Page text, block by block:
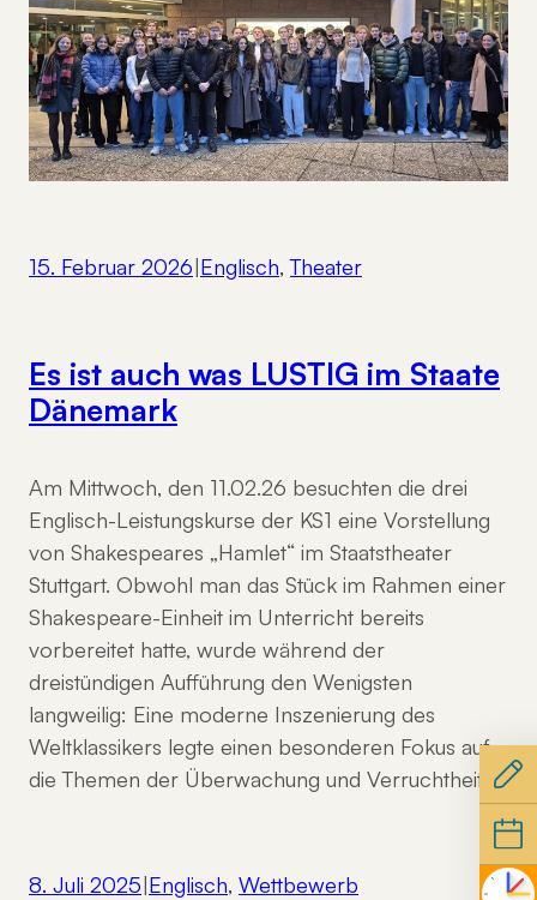
15. Februar 2026|Englisch, Theater
Es ist auch was LUSTIG im Staate
Dänemark
Am Mittwoch, den 11.02.26 besuchten die drei
Englisch-Leistungskurse der KS1 eine Vorstellung
von Shakespeares „Hamlet“ im Staatstheater
Stuttgart. Obwohl man das Stück im Rahmen einer
Shakespeare-Einheit im Unterricht bereits
vorbereitet hatte, wurde während der
dreistündigen Aufführung den Wenigsten
langweilig: Eine moderne Inszenierung des
Weltklassikers legte einen besonderen Fokus auf
die Themen der Überwachung und Verruchtheit.…
8. Juli 2025|Englisch, Wettbewerb